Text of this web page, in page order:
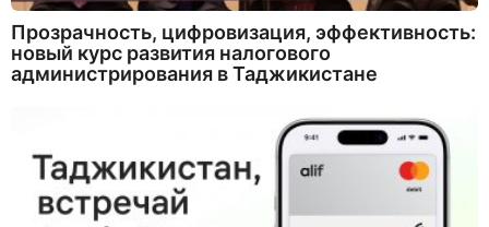
Прозрачность, цифровизация, эффективность:
новый курс развития налогового
администрирования в Таджикистане